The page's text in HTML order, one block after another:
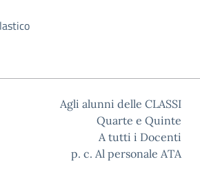
Agli alunni delle CLASSI
Quarte e Quinte
A tutti i Docenti
p. c. Al personale ATA